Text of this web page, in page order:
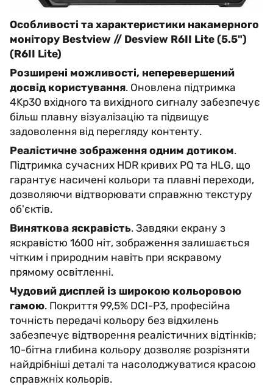
Особливості та характеристики накамерного
монітору Bestview // Desview R6II Lite (5.5")
(R6II Lite)
Розширені можливості, неперевершений
досвід користування. Оновлена підтримка
4Kp30 вхідного та вихідного сигналу забезпечує
більш плавну візуалізацію та підвищує
задоволення від перегляду контенту.
Реалістичне зображення одним дотиком.
Підтримка сучасних HDR кривих PQ та HLG, що
гарантує насичені кольори та плавні переходи,
дозволяючи відтворювати справжню текстуру
об'єктів.
Виняткова яскравість. Завдяки екрану з
яскравістю 1600 ніт, зображення залишається
чітким і природним навіть при яскравому
прямому освітленні.
Чудовий дисплей із широкою кольоровою
гамою. Покриття 99,5% DCI-P3, професійна
точність передачі кольору без відхилень
забезпечує відтворення реалістичних відтінків;
10-бітна глибина кольору дозволяє розрізняти
найдрібніші деталі та насолоджуватися красою
справжніх кольорів.